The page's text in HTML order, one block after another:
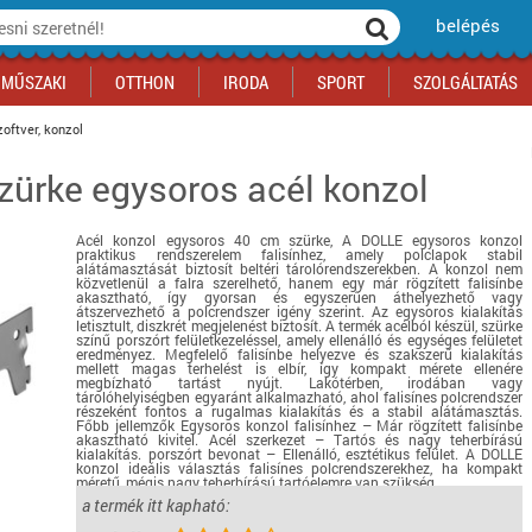
belépés
Sport akciók
Regisztrálj az oldalunkra INGYEN itt ››
Regisztrálj az oldalunkra INGYEN itt ››
MŰSZAKI
Regisztrálj az oldalunkra INGYEN itt ››
OTTHON
Építkezés
Iskolakezdés, papír, írószer
Háziállatok
Bébi
Gyógyászati segédeszköz
Biztonságtechnika
Fűtés
Autó
Ingatlan
Regisztrálj az oldalunkra INGYEN itt ››
IRODA
Regisztrálj az oldalunkra INGYEN itt ››
SPORT
gördeszka, roller
Fitneszközpont
Motor
Regisztrálj az oldalunkra INGYEN itt ››
SZOLGÁLTATÁS
parkolás
Regisztrálj az oldalunkra INGYEN itt ››
sütemények
Regisztrálj az oldalunkra INGYEN itt ››
konzol
egysoros acél konzol
Acél konzol egysoros 40 cm szürke, A DOLLE egysoros konzol
praktikus rendszerelem falisínhez, amely polclapok stabil
alátámasztását biztosít beltéri tárolórendszerekben. A konzol nem
közvetlenül a falra szerelhető, hanem egy már rögzített falisínbe
akasztható, így gyorsan és egyszerűen áthelyezhető vagy
átszervezhető a polcrendszer igény szerint. Az egysoros kialakítás
letisztult, diszkrét megjelenést biztosít. A termék acélból készül, szürke
színű porszórt felületkezeléssel, amely ellenálló és egységes felületet
eredményez. Megfelelő falisínbe helyezve és szakszerű kialakítás
mellett magas terhelést is elbír, így kompakt mérete ellenére
megbízható tartást nyújt. Lakótérben, irodában vagy
tárolóhelyiségben egyaránt alkalmazható, ahol falisínes polcrendszer
részeként fontos a rugalmas kialakítás és a stabil alátámasztás.
Főbb jellemzők Egysoros konzol falisínhez – Már rögzített falisínbe
akasztható kivitel. Acél szerkezet – Tartós és nagy teherbírású
kialakítás. porszórt bevonat – Ellenálló, esztétikus felület. A DOLLE
konzol ideális választás falisínes polcrendszerekhez, ha kompakt
méretű, mégis nagy teherbírású tartóelemre van szükség.
részletek...
a termék itt kapható: